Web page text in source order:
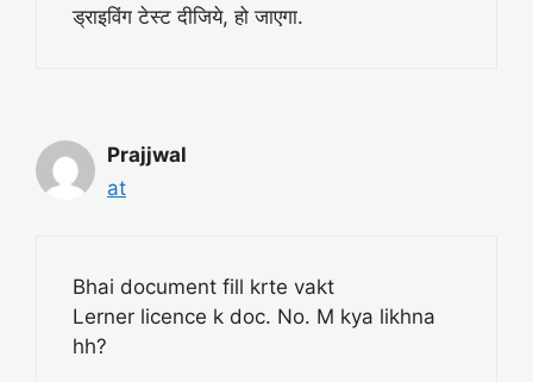
ड्राइविंग टेस्ट दीजिये, हो जाएगा.
Prajjwal
at
Bhai document fill krte vakt
Lerner licence k doc. No. M kya likhna
hh?